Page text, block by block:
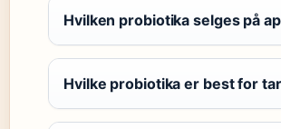
Hvilken probiotika selges på
Hvilke probiotika er best for